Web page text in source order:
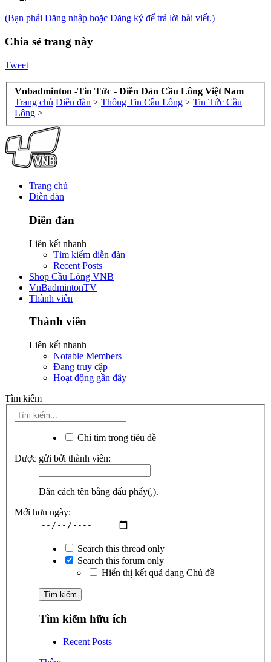
(Bạn phải Đăng nhập hoặc Đăng ký để trả lời bài viết.)
Chia sẻ trang này
Tweet
Vnbadminton -Tin Tức - Diễn Đàn Cầu Lông Việt Nam
Trang chủ Diễn đàn > Thông Tin Cầu Lông > Tin Tức Cầu
Lông >
Trang chủ
Diễn đàn
Diễn đàn
Liên kết nhanh
Tìm kiếm diễn đàn
Recent Posts
Shop Cầu Lông VNB
VnBadmintonTV
Thành viên
Thành viên
Liên kết nhanh
Notable Members
Đang truy cập
Hoạt động gần đây
Tìm kiếm
Chỉ tìm trong tiêu đề
Được gửi bởi thành viên:
Dãn cách tên bằng dấu phẩy(,).
Mới hơn ngày:
Search this thread only
Search this forum only
Hiển thị kết quả dạng Chủ đề
Tìm kiếm hữu ích
Recent Posts